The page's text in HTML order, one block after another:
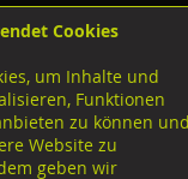
Sechskantmuttern
Ausführungen Sicherungsmuttern
Cookies
um Inhalte und
Funktionen
zu können und
Website zu
geben wir